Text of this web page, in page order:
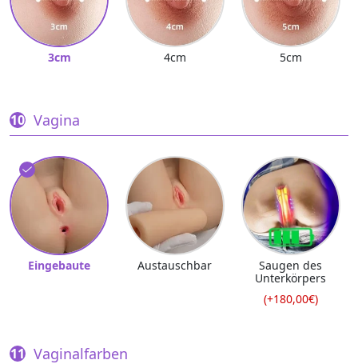
3cm 4cm 5cm
Vagina
Eingebaute Austauschbar
Saugen des
Unterkörpers
(+180,00€)
Vaginalfarben